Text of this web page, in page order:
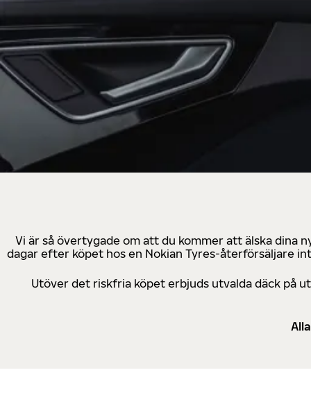
Vi är så övertygade om att du kommer att älska dina
dagar efter köpet hos en Nokian Tyres-återförsäljare
Utöver det riskfria köpet erbjuds utvalda däck på